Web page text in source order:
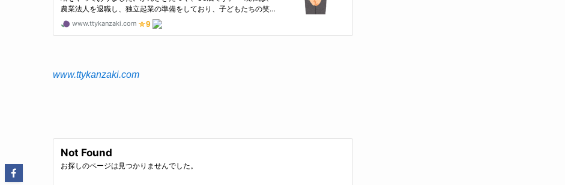
www.ttykanzaki.com